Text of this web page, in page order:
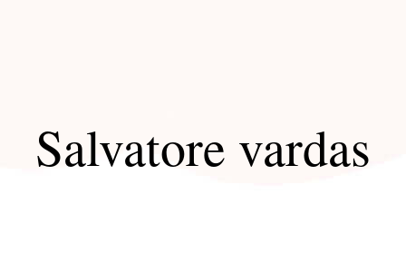
Salvatore vardas